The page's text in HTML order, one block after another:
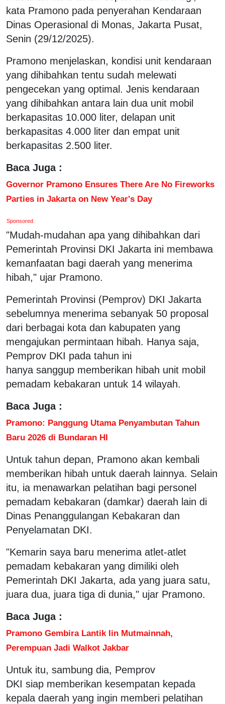
kata Pramono pada penyerahan Kendaraan
Dinas Operasional di Monas, Jakarta Pusat,
Senin (29/12/2025).
Pramono menjelaskan, kondisi unit kendaraan
yang dihibahkan tentu sudah melewati
pengecekan yang optimal. Jenis kendaraan
yang dihibahkan antara lain dua unit mobil
berkapasitas 10.000 liter, delapan unit
berkapasitas 4.000 liter dan empat unit
berkapasitas 2.500 liter.
Baca Juga :
Governor Pramono Ensures There Are No Fireworks
Parties in Jakarta on New Year's Day
Sponsored
"Mudah-mudahan apa yang dihibahkan dari
Pemerintah Provinsi DKI Jakarta ini membawa
kemanfaatan bagi daerah yang menerima
hibah," ujar Pramono.
Pemerintah Provinsi (Pemprov) DKI Jakarta
sebelumnya menerima sebanyak 50 proposal
dari berbagai kota dan kabupaten yang
mengajukan permintaan hibah. Hanya saja,
Pemprov DKI pada tahun ini
hanya sanggup memberikan hibah unit mobil
pemadam kebakaran untuk 14 wilayah.
Baca Juga :
Pramono: Panggung Utama Penyambutan Tahun
Baru 2026 di Bundaran HI
Untuk tahun depan, Pramono akan kembali
memberikan hibah untuk daerah lainnya. Selain
itu, ia menawarkan pelatihan bagi personel
pemadam kebakaran (damkar) daerah lain di
Dinas Penanggulangan Kebakaran dan
Penyelamatan DKI.
"Kemarin saya baru menerima atlet-atlet
pemadam kebakaran yang dimiliki oleh
Pemerintah DKI Jakarta, ada yang juara satu,
juara dua, juara tiga di dunia," ujar Pramono.
Baca Juga :
Pramono Gembira Lantik Iin Mutmainnah,
Perempuan Jadi Walkot Jakbar
Untuk itu, sambung dia, Pemprov
DKI siap memberikan kesempatan kepada
kepala daerah yang ingin memberi pelatihan